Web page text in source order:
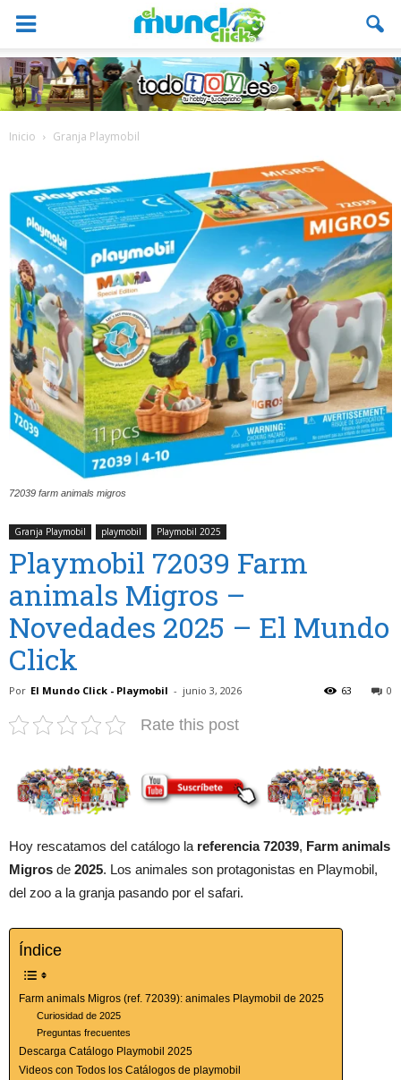
Inicio Granja Playmobil
72039 farm animals migros
Granja Playmobil playmobil Playmobil 2025
Playmobil 72039 Farm
animals Migros –
Novedades 2025 – El Mundo
Click
Por El Mundo Click - Playmobil - junio 3, 2026 0
63
Rate this post
Hoy rescatamos del catálogo la referencia 72039, Farm animals
Migros de 2025. Los animales son protagonistas en Playmobil,
del zoo a la granja pasando por el safari.
Índice
Farm animals Migros (ref. 72039): animales Playmobil de 2025
Curiosidad de 2025
Preguntas frecuentes
Descarga Catálogo Playmobil 2025
Videos con Todos los Catálogos de playmobil